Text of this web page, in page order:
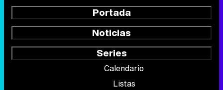
Portada
Noticias
Series
Calendario
Listas